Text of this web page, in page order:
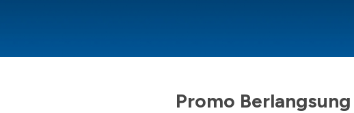
Promo Berlangsung